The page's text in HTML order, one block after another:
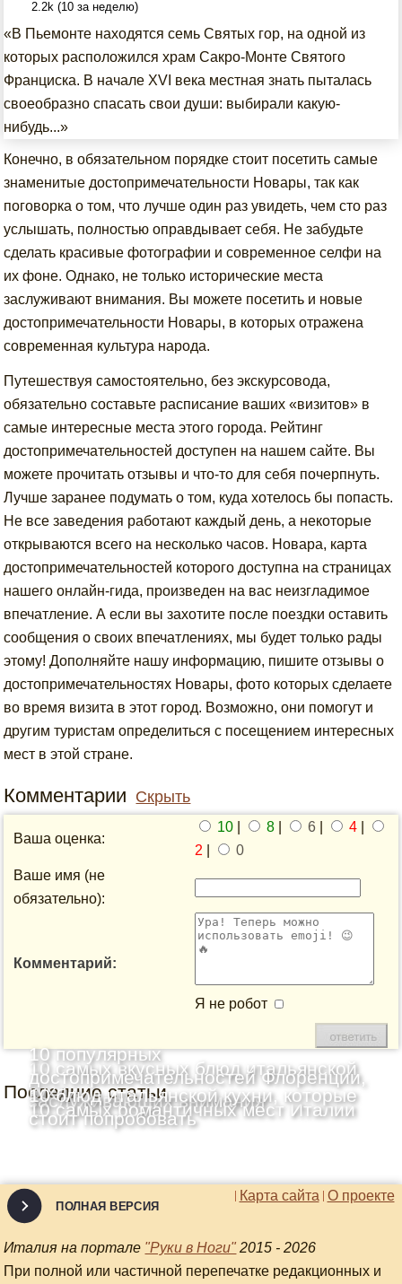
2.2k (10 за неделю)
«В Пьемонте находятся семь Святых гор, на одной из
которых расположился храм Сакро-Монте Святого
Франциска. В начале XVI века местная знать пыталась
своеобразно спасать свои души: выбирали какую-
нибудь...»
Конечно, в обязательном порядке стоит посетить самые
знаменитые достопримечательности Новары, так как
поговорка о том, что лучше один раз увидеть, чем сто раз
услышать, полностью оправдывает себя. Не забудьте
сделать красивые фотографии и современное селфи на
их фоне. Однако, не только исторические места
заслуживают внимания. Вы можете посетить и новые
достопримечательности Новары, в которых отражена
современная культура народа.
Путешествуя самостоятельно, без экскурсовода,
обязательно составьте расписание ваших «визитов» в
самые интересные места этого города. Рейтинг
достопримечательностей доступен на нашем сайте. Вы
можете прочитать отзывы и что-то для себя почерпнуть.
Лучше заранее подумать о том, куда хотелось бы попасть.
Не все заведения работают каждый день, а некоторые
открываются всего на несколько часов. Новара, карта
достопримечательностей которого доступна на страницах
нашего онлайн-гида, произведен на вас неизгладимое
впечатление. А если вы захотите после поездки оставить
сообщения о своих впечатлениях, мы будет только рады
этому! Дополняйте нашу информацию, пишите отзывы о
достопримечательностях Новары, фото которых сделаете
во время визита в этот город. Возможно, они помогут и
другим туристам определиться с посещением интересных
мест в этой стране.
Комментарии Скрыть
Ваша оценка:
10 8 6 4
2
0
Ваше имя (не
обязательно):
Комментарий:
Я не робот
Последние статьи
10 самых вкусных блюд итальянской
кухни
10 популярных
достопримечательностей Флоренции,
заслуживающих внимания
10 самых романтичных мест Италии
10 блюд итальянской кухни, которые
стоит попробовать
О проекте
Карта сайта
ПОЛНАЯ ВЕРСИЯ
Италия на портале "Руки в Ноги" 2015 - 2026
При полной или частичной перепечатке редакционных и